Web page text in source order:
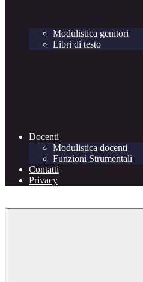
Modulistica genitori
Libri di testo
Docenti
Modulistica docenti
Funzioni Strumentali
Contatti
Privacy